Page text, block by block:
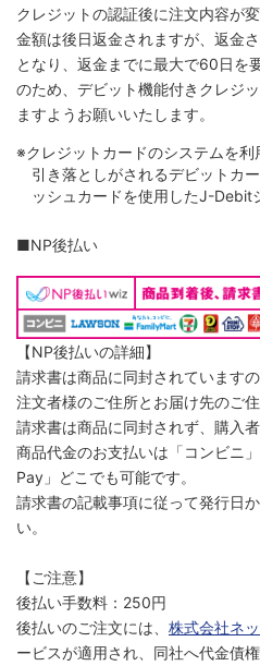
クレジットの認証後に注文内容が
金額は後日返金されますが、返金
となり、返金までに最大で60日を
のため、デビット機能付きクレジ
ますようお願いいたします。
※クレジットカードのシステムを
引き落としがされるデビットカ
ッシュカードを使用したJ-Debit
■NP後払い
【NP後払いの詳細】
請求書は商品に同封されています
注文者様のご住所とお届け先のご
請求書は商品に同封されず、購入
商品代金のお支払いは「コンビニ
Pay」どこでも可能です。
請求書の記載事項に従って発行日
い。
【ご注意】
後払い手数料：250円
後払いのご注文には、 株式会社ネ
ービスが適用され、同社へ代金債権